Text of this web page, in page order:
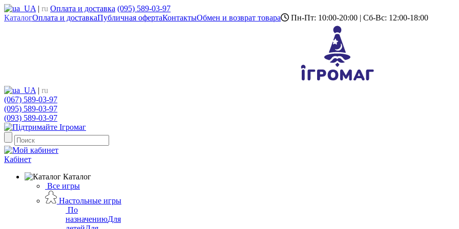
UA | ru Оплата и доставка (095) 589-03-97
КаталогОплата и доставкаПубличная офертаКонтактыОбмен и возврат товара Пн-Пт: 10:00-20:00 | Сб-Вс: 12:00-18:00
UA | ru
(067) 589-03-97
(095) 589-03-97
(093) 589-03-97
Кабінет
Каталог
Все игры
Настольные игры
По
назначениюДля